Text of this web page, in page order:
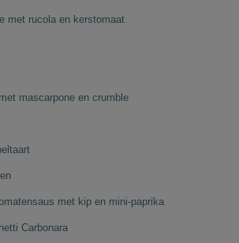
met rucola en kerstomaat
mascarpone en crumble
met kip en mini-paprika
Carbonara